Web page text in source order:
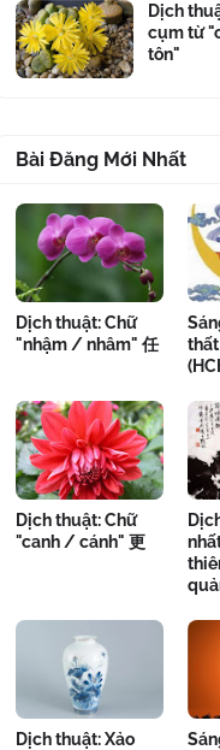
Dịch
cụm từ
tôn"
Bài Đăng Mới Nhất
Dịch thuật: Chữ
"nhậm / nhâm" 任
Dịch thuật: Chữ
"canh / cánh" 更
Dịch thuật: Xảo